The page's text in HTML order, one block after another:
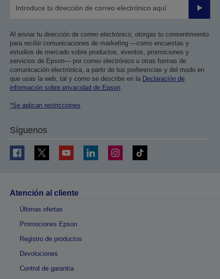
Enviar
Al enviar tu dirección de correo electrónico, otorgas tu consentimiento
para recibir comunicaciones de marketing —como encuestas y
estudios de mercado sobre productos, eventos, promociones y
servicios de Epson— por correo electrónico u otras formas de
comunicación electrónica, a partir de tus preferencias y del modo en
que usas la web, tal y como se describe en la Declaración de
información sobre privacidad de Epson.
*Se aplican restricciones
Síguenos
Atención al cliente
Últimas ofertas
Promociones Epson
Registro de productos
Devoluciones
Control de garantía